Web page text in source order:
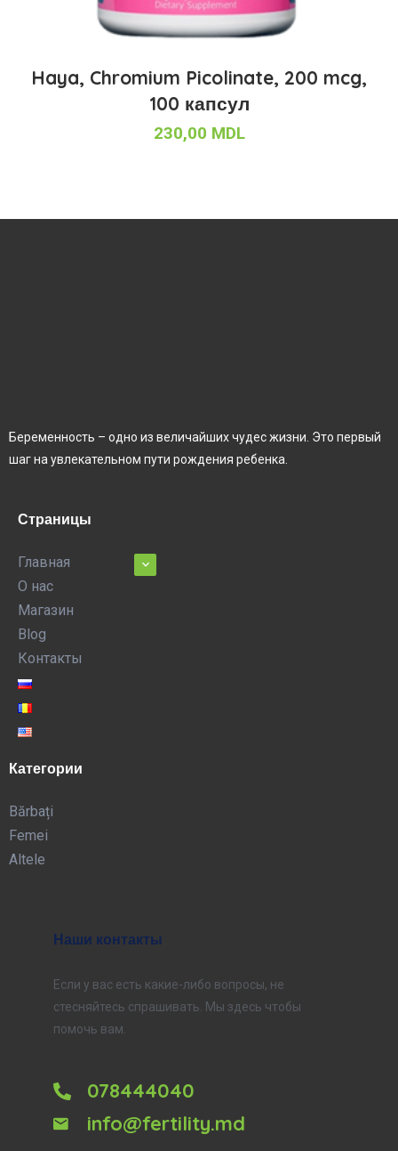
Haya, Chromium Picolinate, 200 mcg,
100 капсул
230,00 MDL
Беременность – одно из величайших чудес жизни. Это первый
шаг на увлекательном пути рождения ребенка.
Страницы
Главная
О нас
Магазин
Blog
Контакты
Категории
Bărbați
Femei
Altele
Наши контакты
Если у вас есть какие-либо вопросы, не
стесняйтесь спрашивать. Мы здесь чтобы
помочь вам.
078444040
info@fertility.md